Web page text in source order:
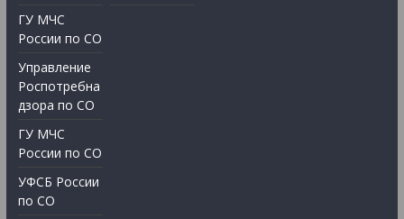
ГУ МЧС
России по СО
Управление
Роспотребна
дзора по СО
ГУ МЧС
России по СО
УФСБ России
по СО